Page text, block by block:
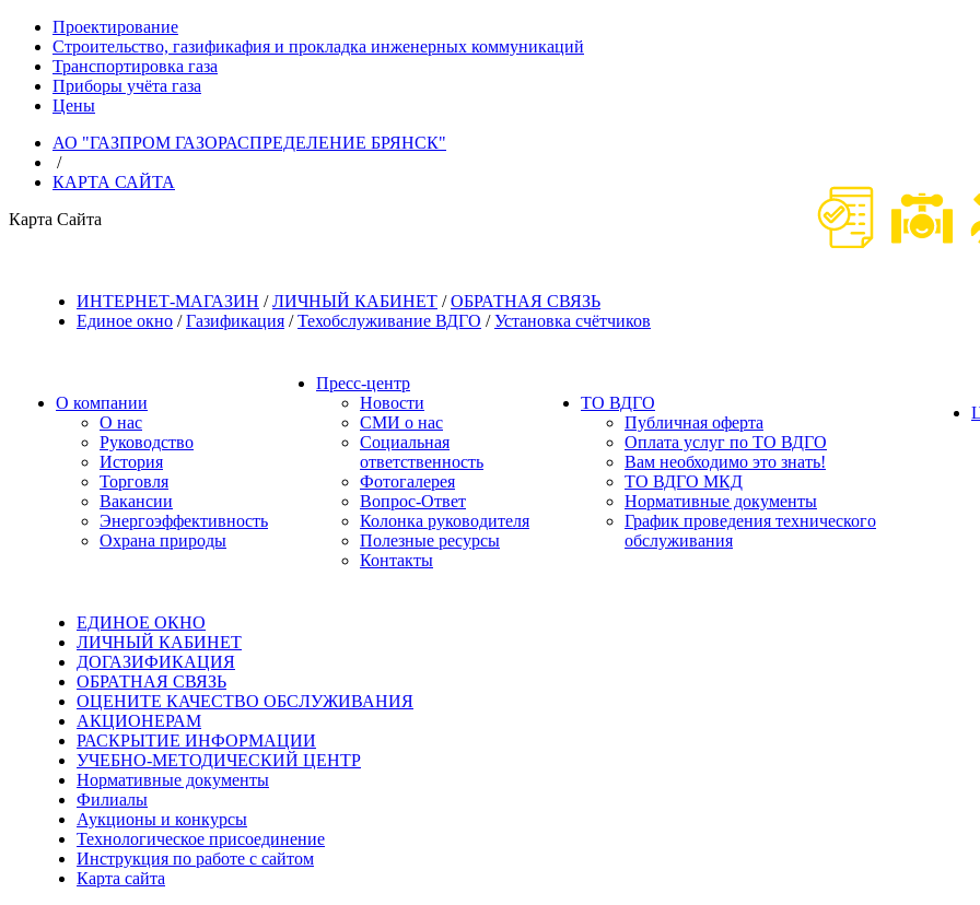
Проектирование
Строительство, газификафия и прокладка инженерных коммуникаций
Транспортировка газа
Приборы учёта газа
Цены
АО "ГАЗПРОМ ГАЗОРАСПРЕДЕЛЕНИЕ БРЯНСК"
/
КАРТА САЙТА
Карта Сайта
ИНТЕРНЕТ-МАГАЗИН /ЛИЧНЫЙ КАБИНЕТ /ОБРАТНАЯ СВЯЗЬ
Единое окно /Газификация /Техобслуживание ВДГО /Установка счётчиков
О компании
О нас
Руководство
История
Торговля
Вакансии
Энергоэффективность
Охрана природы
Пресс-центр
Новости
СМИ о нас
Социальная
ответственность
Фотогалерея
Вопрос-Ответ
Колонка руководителя
Полезные ресурсы
Контакты
TO ВДГО
Публичная оферта
Оплата услуг по ТО ВДГО
Вам необходимо это знать!
ТО ВДГО МКД
Нормативные документы
График проведения технического
обслуживания
ЕДИНОЕ ОКНО
ЛИЧНЫЙ КАБИНЕТ
ДОГАЗИФИКАЦИЯ
ОБРАТНАЯ СВЯЗЬ
ОЦЕНИТЕ КАЧЕСТВО ОБСЛУЖИВАНИЯ
АКЦИОНЕРАМ
РАСКРЫТИЕ ИНФОРМАЦИИ
УЧЕБНО-МЕТОДИЧЕСКИЙ ЦЕНТР
Нормативные документы
Филиалы
Аукционы и конкурсы
Технологическое присоединение
Инструкция по работе с сайтом
Карта сайта